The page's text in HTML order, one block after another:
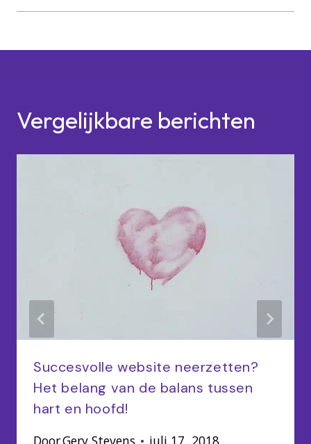
Vergelijkbare berichten
Succesvolle website neerzetten?
Het belang van de balans tussen
hart en hoofd!
DoorGery Stevens juli 17, 2018